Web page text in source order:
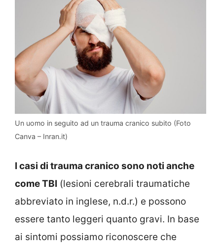
Un uomo in seguito ad un trauma cranico subito (Foto
Canva – Inran.it)
I casi di trauma cranico sono noti anche
come TBI (lesioni cerebrali traumatiche
abbreviato in inglese, n.d.r.) e possono
essere tanto leggeri quanto gravi. In base
ai sintomi possiamo riconoscere che